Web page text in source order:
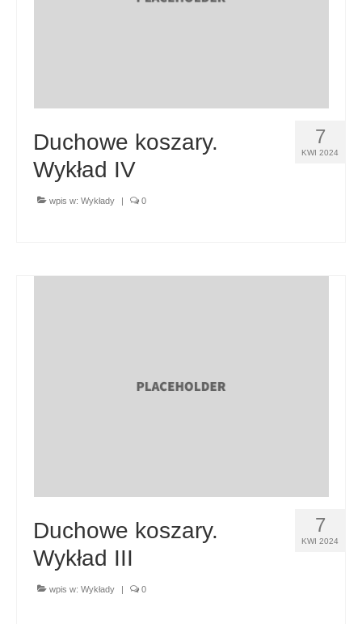
7
KWI 2024
Duchowe koszary.
Wykład IV
wpis w: Wykłady | 0
7
KWI 2024
Duchowe koszary.
Wykład III
wpis w: Wykłady 0